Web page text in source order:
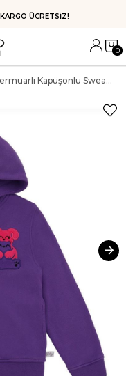
0
Milky Wilky Ses Çıkaran Mor Fermuarlı Kapüşonlu Sweatshirt